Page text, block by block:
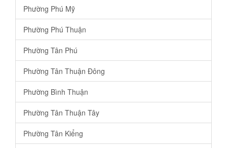
Phường Phú Mỹ
Phường Phú Thuận
Phường Tân Phú
Phường Tân Thuận Đông
Phường Bình Thuận
Phường Tân Thuận Tây
Phường Tân Kiểng